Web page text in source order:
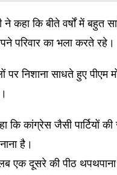
ने कहा कि बीते वर्षों में
परिवार का भला करते रहे।
पर निशाना साधते हुए
कि कांग्रेस जैसी
है।
एक दूसरे की पीठ